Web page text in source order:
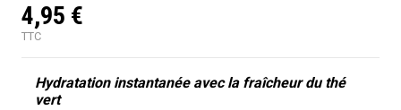
4,95 €
TTC
Hydratation instantanée avec la fraîcheur du thé
vert